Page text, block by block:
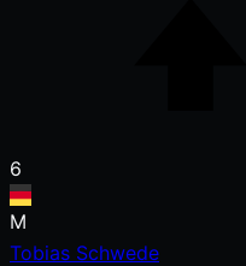
6
M
Tobias Schwede